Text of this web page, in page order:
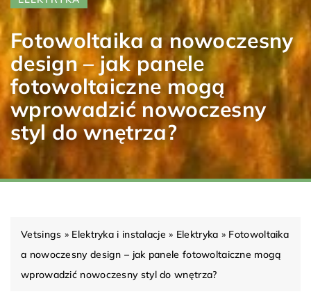
Fotowoltaika a nowoczesny
design – jak panele
fotowoltaiczne mogą
wprowadzić nowoczesny
styl do wnętrza?
Vetsings » Elektryka i instalacje » Elektryka » Fotowoltaika
a nowoczesny design – jak panele fotowoltaiczne mogą
wprowadzić nowoczesny styl do wnętrza?